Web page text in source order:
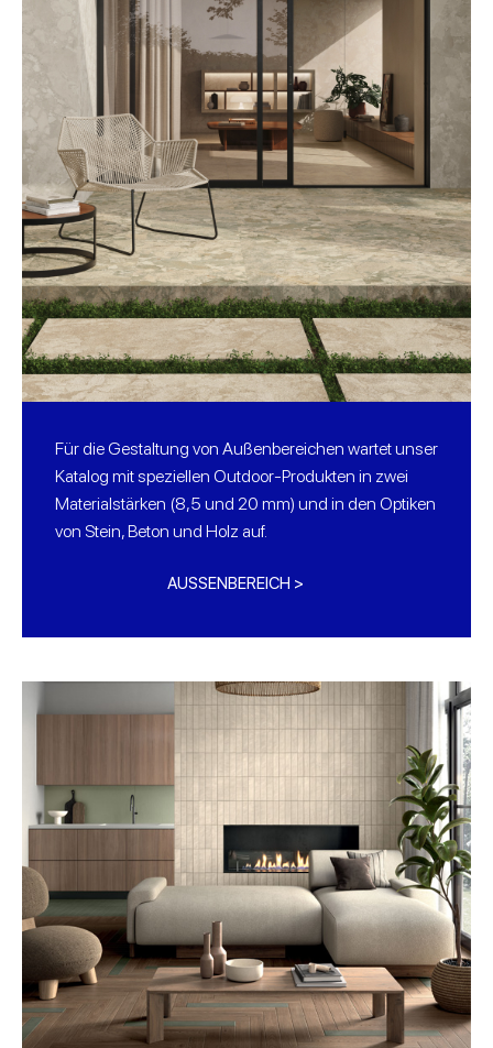
Für die Gestaltung von Außenbereichen wartet unser
Katalog mit speziellen Outdoor-Produkten in zwei
Materialstärken (8,5 und 20 mm) und in den Optiken
von Stein, Beton und Holz auf.
AUSSENBEREICH >